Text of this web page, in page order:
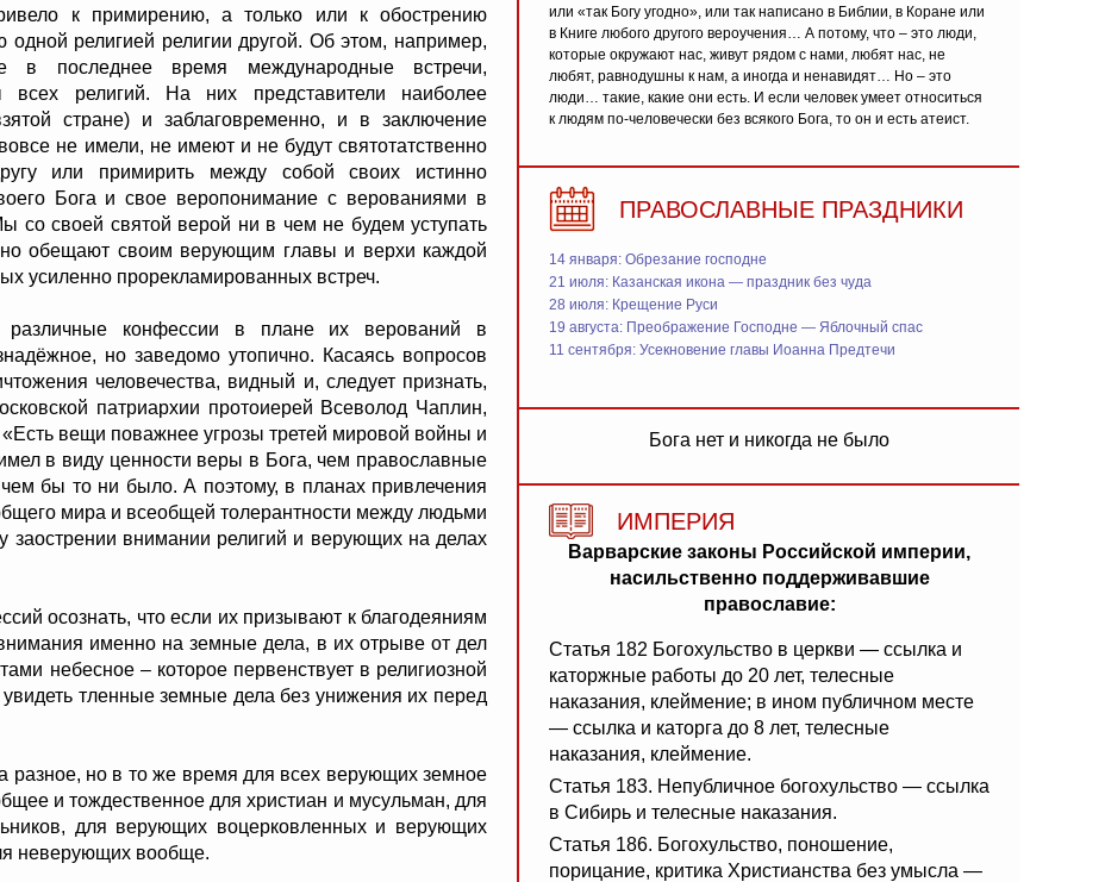
к примирению, а только или к обострению
религией религии другой. Об этом, например,
в последнее время международные встречи,
всех религий. На них представители наиболее
стране) и заблаговременно, и в заключение
не имели, не имеют и не будут святотатственно
или примирить между собой своих истинно
Бога и свое веропонимание с верованиями в
со своей святой верой ни в чем не будем уступать
обещают своим верующим главы и верхи каждой
усиленно прорекламированных встреч.
конфессии в плане их верований в
но заведомо утопично. Касаясь вопросов
человечества, видный и, следует признать,
патриархии протоиерей Всеволод Чаплин,
вещи поважнее угрозы третей мировой войны и
в виду ценности веры в Бога, чем православные
бы то ни было. А поэтому, в планах привлечения
мира и всеобщей толерантности между людьми
заострении внимании религий и верующих на делах
осознать, что если их призывают к благодеяниям
именно на земные дела, в их отрыве от дел
небесное – которое первенствует в религиозной
тленные земные дела без унижения их перед
но в то же время для всех верующих земное
и тождественное для христиан и мусульман, для
для верующих воцерковленных и верующих
неверующих вообще.
или «так Богу угодно», или так написано в Библии, в Коране или
в Книге любого другого вероучения… А потому, что – это люди,
которые окружают нас, живут рядом с нами, любят нас, не
любят, равнодушны к нам, а иногда и ненавидят… Но – это
люди… такие, какие они есть. И если человек умеет относиться
к людям по-человечески без всякого Бога, то он и есть атеист.
ПРАВОСЛАВНЫЕ ПРАЗДНИКИ
14 января: Обрезание господне
21 июля: Казанская икона — праздник без чуда
28 июля: Крещение Руси
19 августа: Преображение Господне — Яблочный спас
11 сентября: Усекновение главы Иоанна Предтечи
Бога нет и никогда не было
ИМПЕРИЯ
Варварские законы Российской империи,
насильственно поддерживавшие
православие:
Статья 182 Богохульство в церкви — ссылка и
каторжные работы до 20 лет, телесные
наказания, клеймение; в ином публичном месте
— ссылка и каторга до 8 лет, телесные
наказания, клеймение.
Статья 183. Непубличное богохульство — ссылка
в Сибирь и телесные наказания.
Статья 186. Богохульство, поношение,
порицание, критика Христианства без умысла —